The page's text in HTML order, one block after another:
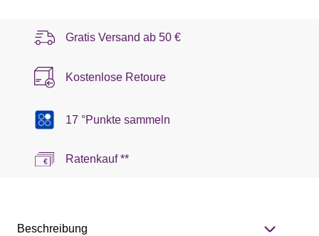
Gratis Versand ab 50 €
Kostenlose Retoure
17 °Punkte sammeln
Ratenkauf **
Beschreibung